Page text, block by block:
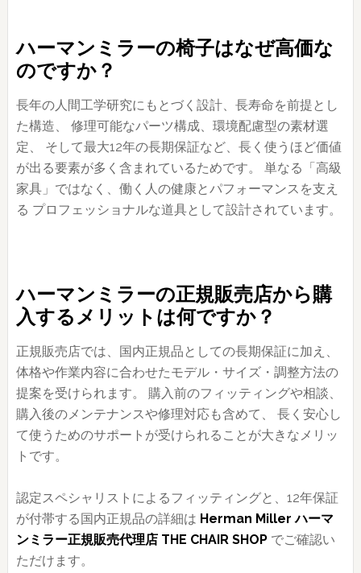
ハーマンミラーの椅子はなぜ高価な
のですか？
長年の人間工学研究にもとづく設計、長寿命を前提とし
た構造、 修理可能なパーツ構成、環境配慮型の素材選
定、 そして最大12年の長期保証など、長く使うほど価値
が出る要素が多く含まれているためです。 単なる「高級
家具」ではなく、働く人の健康とパフォーマンスを支え
る プロフェッショナルな道具として設計されています。
ハーマンミラーの正規販売店から購
入するメリットは何ですか？
正規販売店では、国内正規品としての長期保証に加え、
体格や作業内容に合わせたモデル・サイズ・調整方法の
提案を受けられます。 購入前のフィッティングや相談、
購入後のメンテナンスや修理対応も含めて、 長く安心し
て使うためのサポートが受けられることが大きなメリッ
トです。
認定スペシャリストによるフィッティングと、12年保証
が付帯する国内正規品の詳細は Herman Miller ハーマ
ンミラー正規販売代理店 THE CHAIR SHOPでご確認い
ただけます。